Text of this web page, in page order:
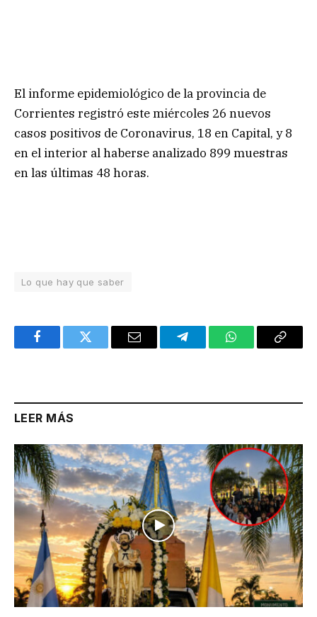
El informe epidemiológico de la provincia de
Corrientes registró este miércoles 26 nuevos
casos positivos de Coronavirus, 18 en Capital, y 8
en el interior al haberse analizado 899 muestras
en las últimas 48 horas.
Lo que hay que saber
FacebookTwitter Email TelegramWhatsAppCopy
LEER MÁS